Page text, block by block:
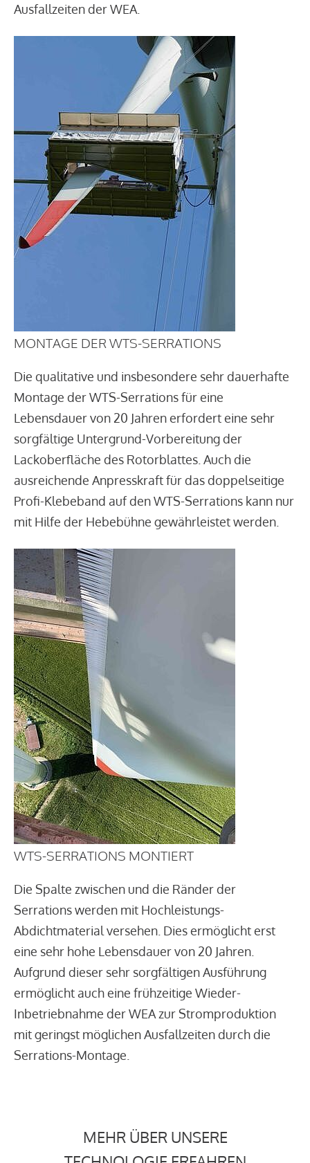
Ausfallzeiten der WEA.
MONTAGE DER WTS-SERRATIONS
Die qualitative und insbesondere sehr dauerhafte
Montage der WTS-Serrations für eine
Lebensdauer von 20 Jahren erfordert eine sehr
sorgfältige Untergrund-Vorbereitung der
Lackoberfläche des Rotorblattes. Auch die
ausreichende Anpresskraft für das doppelseitige
Profi-Klebeband auf den WTS-Serrations kann nur
mit Hilfe der Hebebühne gewährleistet werden.
WTS-SERRATIONS MONTIERT
Die Spalte zwischen und die Ränder der
Serrations werden mit Hochleistungs-
Abdichtmaterial versehen. Dies ermöglicht erst
eine sehr hohe Lebensdauer von 20 Jahren.
Aufgrund dieser sehr sorgfältigen Ausführung
ermöglicht auch eine frühzeitige Wieder-
Inbetriebnahme der WEA zur Stromproduktion
mit geringst möglichen Ausfallzeiten durch die
Serrations-Montage.
MEHR ÜBER UNSERE